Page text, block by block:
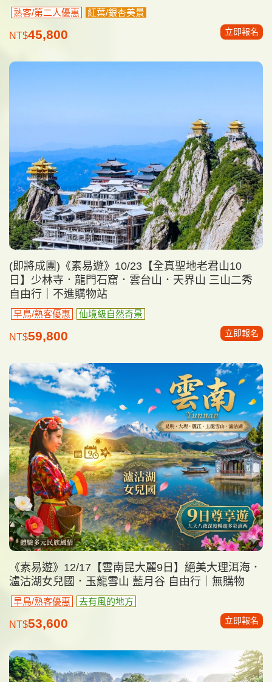
熟客/第二人優惠 紅葉/銀杏美景
NT$45,800 立即報名
(即將成團)《素易遊》10/23【全真聖地老君山10
日】少林寺．龍門石窟．雲台山．天界山 三山二秀
自由行｜不進購物站
早鳥/熟客優惠 仙境級自然奇景
NT$59,800 立即報名
《素易遊》12/17【雲南昆大麗9日】絕美大理洱海．
瀘沽湖女兒國．玉龍雪山 藍月谷 自由行｜無購物
早鳥/熟客優惠 去有風的地方
NT$53,600 立即報名